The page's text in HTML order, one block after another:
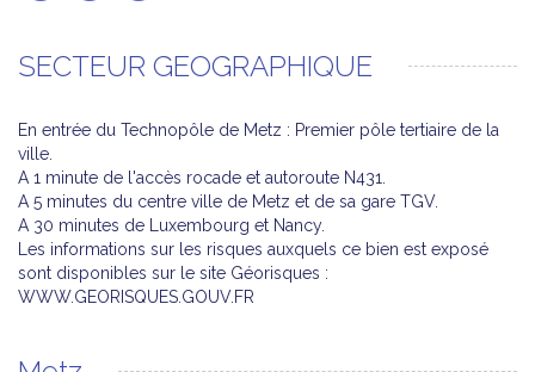
SECTEUR GEOGRAPHIQUE
En entrée du Technopôle de Metz : Premier pôle tertiaire de la
ville.
A 1 minute de l'accès rocade et autoroute N431.
A 5 minutes du centre ville de Metz et de sa gare TGV.
A 30 minutes de Luxembourg et Nancy.
Les informations sur les risques auxquels ce bien est exposé
sont disponibles sur le site Géorisques :
WWW.GEORISQUES.GOUV.FR